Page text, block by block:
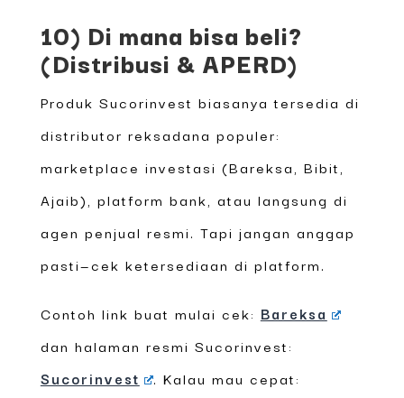
10) Di mana bisa beli?
(Distribusi & APERD)
Produk Sucorinvest biasanya tersedia di
distributor reksadana populer:
marketplace investasi (Bareksa, Bibit,
Ajaib), platform bank, atau langsung di
agen penjual resmi. Tapi jangan anggap
pasti—cek ketersediaan di platform.
Contoh link buat mulai cek: Bareksa
dan halaman resmi Sucorinvest:
Sucorinvest
. Kalau mau cepat: